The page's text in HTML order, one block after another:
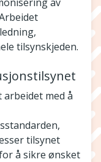
tilsynskjeden.
med å
tilsynet
å sikre ønsket